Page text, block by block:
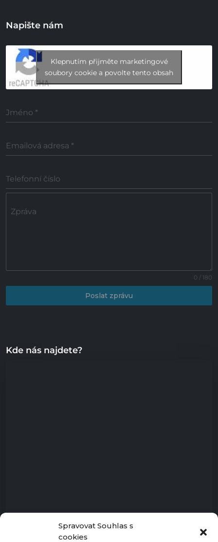
Spravovat Souhlas s
cookies
Napište nám
Klepnutím přijměte marketingové
soubory cookie a povolte tento obsah
Jméno *
Emailová adresa *
Telefonní číslo
Zpráva
0 / 180
Poslat zprávu
Kde nás najdete?